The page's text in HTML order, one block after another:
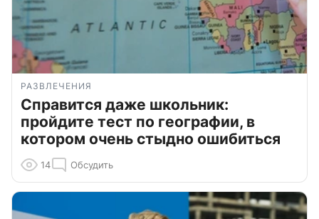
РАЗВЛЕЧЕНИЯ
Справится даже школьник:
пройдите тест по географии, в
котором очень стыдно ошибиться
14 Обсудить